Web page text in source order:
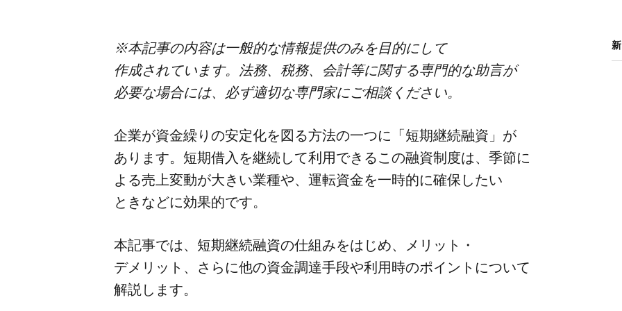
※本記事の​内容は​一般的な​情報提供のみを​目的に​して​
作成されています。​法務、​税務、​会計等に​関する​専門的な​助言が​
必要な​場合には、​必ず​適切な​専門家に​ご相談ください。
企業が​資金繰りの​安定化を​図る​方​法の​一つに​「短期継続融資」が​
あります。​短期借入を​継続して​利用できる​この​融資制度は、​季節に​
よる​売上変動が​大きい​業種や、​運転資金を​一時的に​確保したい​
ときなどに​効果的です。
本記事では、​短期継続融資の​仕組みを​はじめ、​メリット・
デメリット、​さらに​他の​資金調達手段や​利用時の​ポイントに​ついて​
解説します。